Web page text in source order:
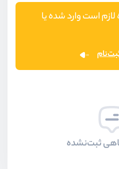
لازم است وارد شده یا
ثبت‌نشده